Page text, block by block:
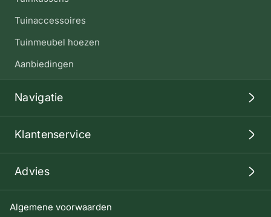
Algemene voorwaarden
Tuinaccessoires
Tuinmeubel hoezen
Aanbiedingen
Navigatie
Klantenservice
Advies